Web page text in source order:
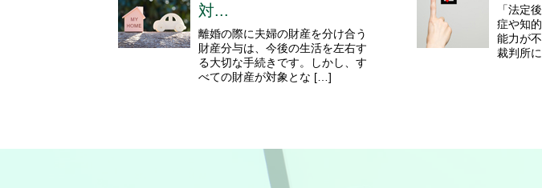
対...
離婚の際に夫婦の財産を分け合う
財産分与は、今後の生活を左右す
る大切な手続きです。しかし、す
べての財産が対象とな […]
「法定
症や知
能力が
裁判所